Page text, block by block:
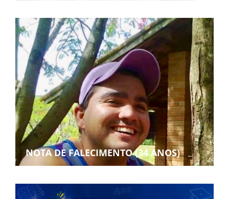
NOTA DE FALECIMENTO (34 ANOS)